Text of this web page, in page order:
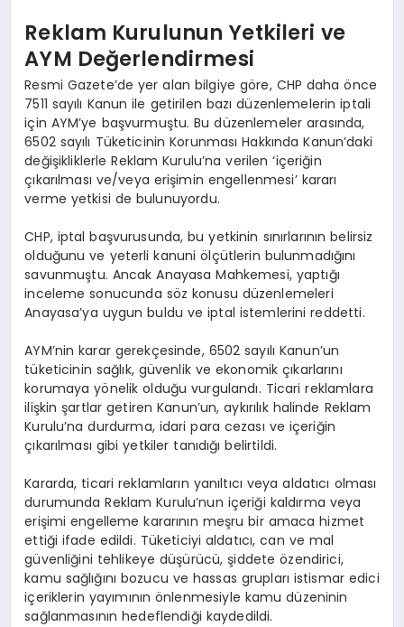
Reklam Kurulunun Yetkileri ve
AYM Değerlendirmesi
Resmi Gazete’de yer alan bilgiye göre, CHP daha önce
7511 sayılı Kanun ile getirilen bazı düzenlemelerin iptali
için AYM’ye başvurmuştu. Bu düzenlemeler arasında,
6502 sayılı Tüketicinin Korunması Hakkında Kanun’daki
değişikliklerle Reklam Kurulu’na verilen ‘içeriğin
çıkarılması ve/veya erişimin engellenmesi’ kararı
verme yetkisi de bulunuyordu.
CHP, iptal başvurusunda, bu yetkinin sınırlarının belirsiz
olduğunu ve yeterli kanuni ölçütlerin bulunmadığını
savunmuştu. Ancak Anayasa Mahkemesi, yaptığı
inceleme sonucunda söz konusu düzenlemeleri
Anayasa’ya uygun buldu ve iptal istemlerini reddetti.
AYM’nin karar gerekçesinde, 6502 sayılı Kanun’un
tüketicinin sağlık, güvenlik ve ekonomik çıkarlarını
korumaya yönelik olduğu vurgulandı. Ticari reklamlara
ilişkin şartlar getiren Kanun’un, aykırılık halinde Reklam
Kurulu’na durdurma, idari para cezası ve içeriğin
çıkarılması gibi yetkiler tanıdığı belirtildi.
Kararda, ticari reklamların yanıltıcı veya aldatıcı olması
durumunda Reklam Kurulu’nun içeriği kaldırma veya
erişimi engelleme kararının meşru bir amaca hizmet
ettiği ifade edildi. Tüketiciyi aldatıcı, can ve mal
güvenliğini tehlikeye düşürücü, şiddete özendirici,
kamu sağlığını bozucu ve hassas grupları istismar edici
içeriklerin yayımının önlenmesiyle kamu düzeninin
sağlanmasının hedeflendiği kaydedildi.